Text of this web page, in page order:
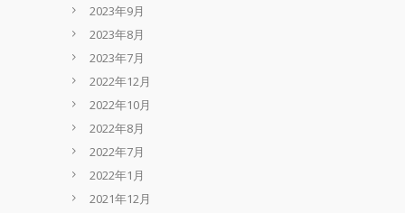
2023年9月
2023年8月
2023年7月
2022年12月
2022年10月
2022年8月
2022年7月
2022年1月
2021年12月